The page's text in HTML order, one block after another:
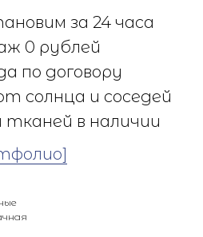
за 24 часа
0 рублей
по договору
солнца и соседей
тканей в наличии